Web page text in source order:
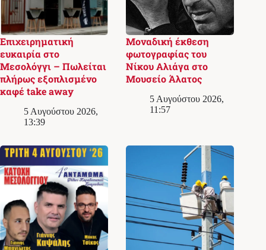
Επιχειρηματική
ευκαιρία στο
Μεσολόγγι – Πωλείται
πλήρως εξοπλισμένο
καφέ take away
5 Αυγούστου 2026,
13:39
Μοναδική έκθεση
φωτογραφίας του
Νίκου Αλιάγα στο
Μουσείο Άλατος
5 Αυγούστου 2026,
11:57